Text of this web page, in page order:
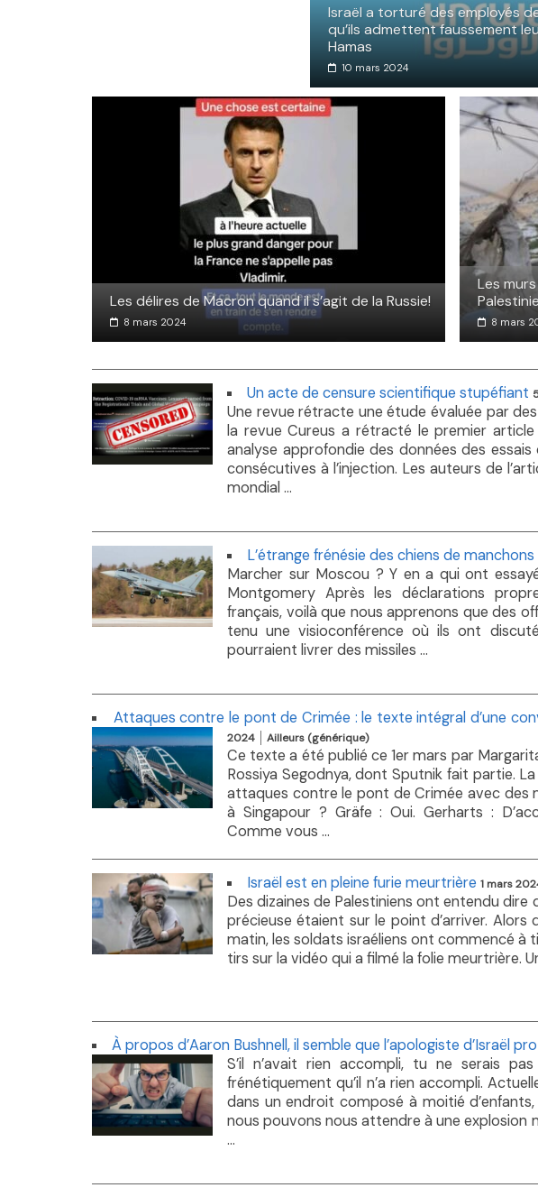
Israël a torturé des employés de
qu’ils admettent faussement
Hamas
10 mars 2024
Les délires de Macron quand il s’agit de la Russie!
8 mars 2024
Les
8 mars
Un acte de censure scientifique stupéfiant
Une revue rétracte une étude évaluée par
la revue Cureus a rétracté le premier
analyse approfondie des données des
consécutives à l’injection. Les auteurs de
mondial ...
L’étrange frénésie des chiens de manchons
Marcher sur Moscou ? Y en a qui ont
Montgomery Après les déclarations
français, voilà que nous apprenons que des
tenu une visioconférence où ils ont
pourraient livrer des missiles ...
Attaques contre le pont de Crimée : le texte intégral d’une
2024
Ailleurs (générique)
Ce texte a été publié ce 1er mars par
Rossiya Segodnya, dont Sputnik fait partie.
attaques contre le pont de Crimée avec des
à Singapour ? Gräfe : Oui. Gerharts :
Comme vous ...
Israël est en pleine furie meurtrière 1 mars
Des dizaines de Palestiniens ont entendu
précieuse étaient sur le point d’arriver.
matin, les soldats israéliens ont commencé à
tirs sur la vidéo qui a filmé la folie meurtrière.
À propos d’Aaron Bushnell, il semble que l’apologiste d’Israël
S’il n’avait rien accompli, tu ne serais
frénétiquement qu’il n’a rien accompli.
dans un endroit composé à moitié
nous pouvons nous attendre à une explosion
...